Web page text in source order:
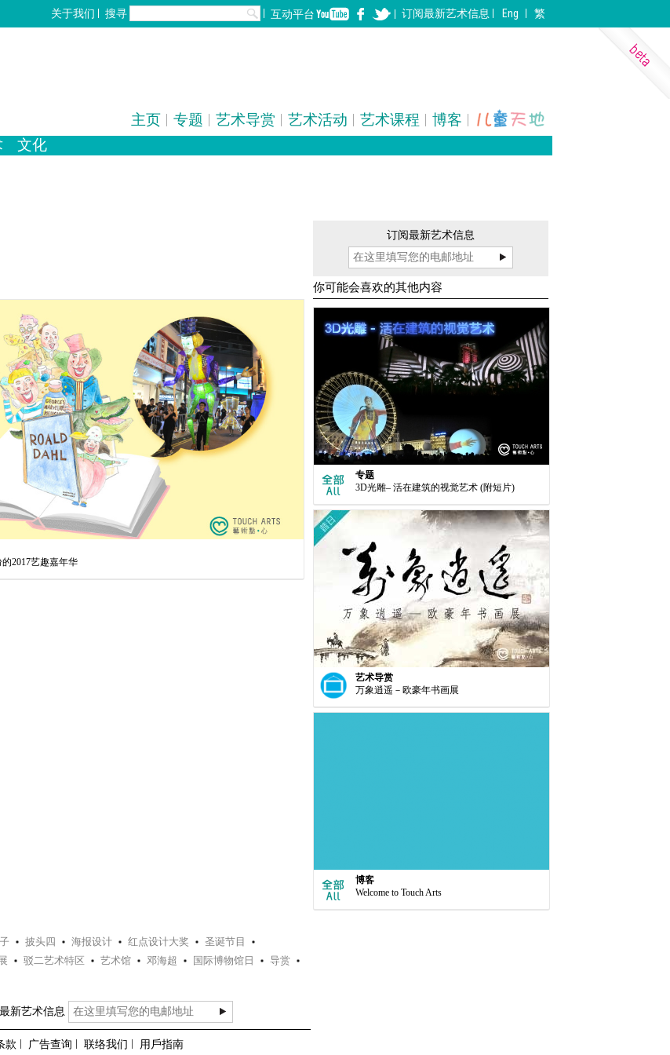
关于我们 搜寻 互动平台 订阅最新艺术信息 Eng 繁
主页 专题 艺术导赏 艺术活动 艺术课程 博客
文化
2017艺趣嘉年华
订阅最新艺术信息
你可能会喜欢的其他内容
专题
3D光雕– 活在建筑的视觉艺术 (附短片)
艺术导赏
万象逍遥－欧豪年书画展
博客
Welcome to Touch Arts
披头四 海报设计 红点设计大奖
圣诞节目
驳二艺术特区 艺术馆 邓海超 国际博物馆日
导赏
新艺术信息
款 广告查询 联络我们 用戶指南